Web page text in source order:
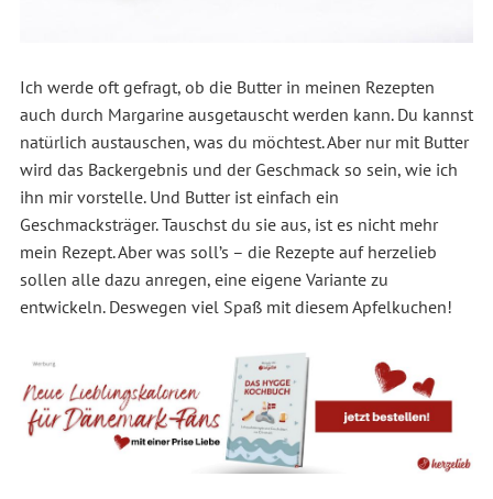
Ich werde oft gefragt, ob die Butter in meinen Rezepten
auch durch Margarine ausgetauscht werden kann. Du kannst
natürlich austauschen, was du möchtest. Aber nur mit Butter
wird das Backergebnis und der Geschmack so sein, wie ich
ihn mir vorstelle. Und Butter ist einfach ein
Geschmacksträger. Tauschst du sie aus, ist es nicht mehr
mein Rezept. Aber was soll’s – die Rezepte auf herzelieb
sollen alle dazu anregen, eine eigene Variante zu
entwickeln. Deswegen viel Spaß mit diesem Apfelkuchen!